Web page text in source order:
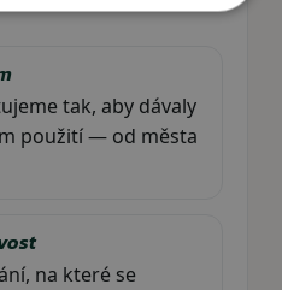
tak, aby dávaly
použití — od města
na které se